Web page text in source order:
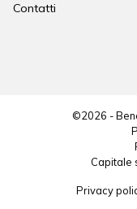
Contatti
©2026 -
Capitale
Privacy